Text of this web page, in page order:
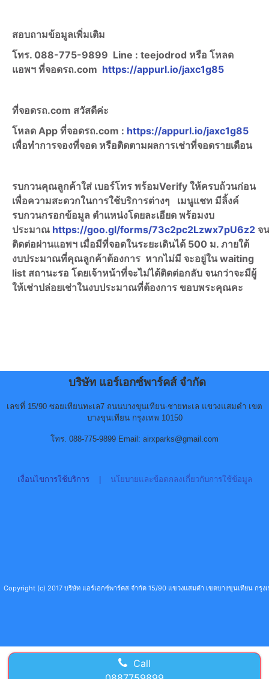
สอบถามข้อมูลเพิ่มเติม
โทร. 088-775-9899 Line : teejodrod หรือ โหลด
แอพฯ ที่จอดรถ.com https://appurl.io/jaxc1g85
ที่จอดรถ.com สวัสดีค่ะ
โหลด App ที่จอดรถ.com : https://appurl.io/jaxc1g85
เพื่อทำการจองที่จอด หรือติดตามผลการเช่าที่จอดรายเดือน
รบกวนคุณลูกค้าใส่ เบอร์โทร พร้อมVerify ให้ครบถ้วนก่อน
เพื่อความสะดวกในการใช้บริการต่างๆ เมนูแชท มีลิ้งค์
รบกวนกรอกข้อมูล ตำแหน่งโดยละเอียด พร้อมงบ
ประมาณ https://goo.gl/forms/73c2pc2Lzwx7pU6z2 จ
ติดต่อผ่านแอพฯ เมื่อมีที่จอดในระยะเดินได้ 500 ม. ภายใต้
งบประมาณที่คุณลูกค้าต้องการ หากไม่มี จะอยู่ใน waiting
list สถานะรอ โดยเจ้าหน้าที่จะไม่ได้ติดต่อกลับ จนกว่าจะมีผู้
ให้เช่าปล่อยเช่าในงบประมาณที่ต้องการ ขอบพระคุณคะ
บริษัท แอร์เอกซ์พาร์คส์ จำกัด
เลขที่ 15/90 ซอยเทียนทะเล7 ถนนบางขุนเทียน-ชายทะเล แขวงแสมดำ เขต
บางขุนเทียน กรุงเทพ 10150
โทร. 088-775-9899 Email: airxparks@gmail.com
เงื่อนไขการใช้บริการ| นโยบายและข้อตกลงเกี่ยวกับการใช้ข้อมูล
Copyright (c) 2017 บริษัท แอร์เอกซ์พาร์คส จำกัด 15/90 แขวงแสมดำ เขตบางขุนเทียน กรุ
Call